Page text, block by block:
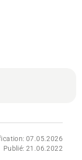
07.05.2026
Publié: 21.06.2022